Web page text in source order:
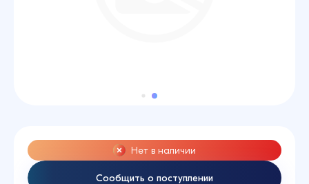
Нет в наличии
Сообщить о поступлении